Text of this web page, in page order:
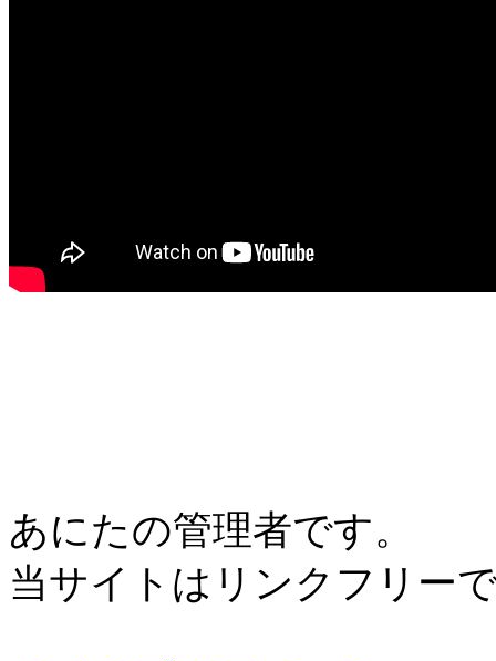
あにたの管理者です。
当サイトはリンクフリー